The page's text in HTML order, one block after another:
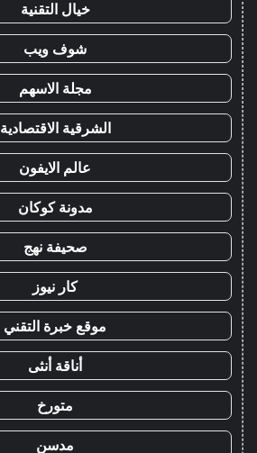
خيال التقنية
شوف ويب
مجلة الاسهم
الشرقية الاقتصادية
عالم الايفون
مدونة كوكان
صحيفة نهج
كار نيوز
موقع خبرة التقني
أناقة أنثى
متورخ
مدسن